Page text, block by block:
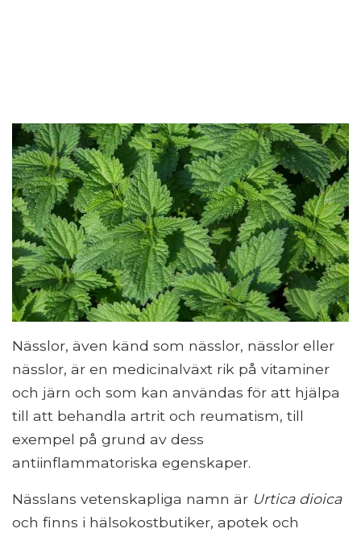
Nässlor, även känd som nässlor, nässlor eller
nässlor, är en medicinalväxt rik på vitaminer
och järn och som kan användas för att hjälpa
till att behandla artrit och reumatism, till
exempel på grund av dess
antiinflammatoriska egenskaper.
Nässlans vetenskapliga namn är Urtica dioica
och finns i hälsokostbutiker, apotek och